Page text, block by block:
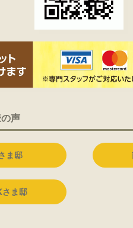
声
ま邸
さま邸